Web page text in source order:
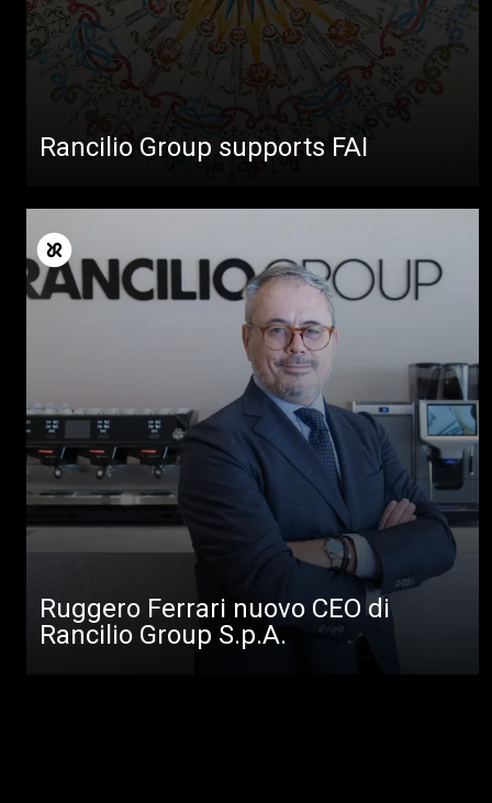
Rancilio Group supports FAI
Ruggero Ferrari nuovo CEO di
Rancilio Group S.p.A.